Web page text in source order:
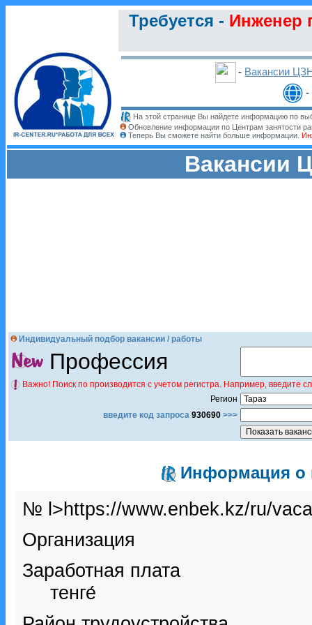
Требуется - Инженер
- Вакансии
-
На этой странице Вы найдете информацию по
Обновление информации по Центрам занятости
Теперь Вы сможете найти больше информации.
Вакансии
Индивидуальный подбор вакансии / работы
Профессия
Важно! Поиск по производится с учетом регистра. Например,
Регион
введите код запроса 930690 >>>
Информация о
№ l>https://www.enbek.kz/ru/
Организация
Заработная плата
тенге́